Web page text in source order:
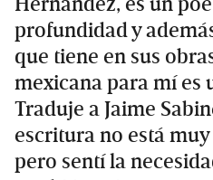
profundidad y
que tiene en sus
mexicana para mí es
Traduje a Jaime
escritura no está
pero sentí la